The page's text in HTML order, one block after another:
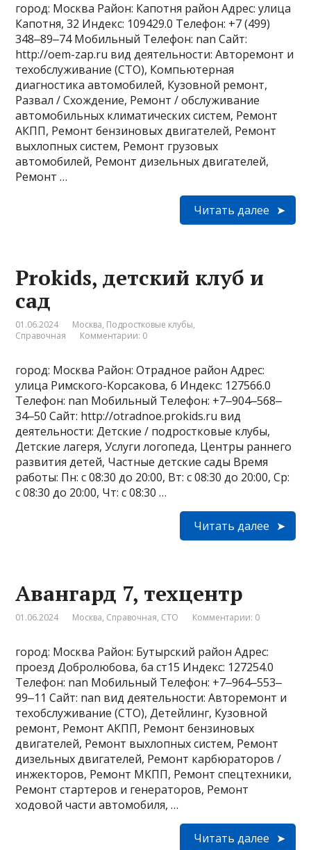
город: Москва Район: Капотня район Адрес: улица
Капотня, 32 Индекс: 109429.0 Телефон: +7 (499)
348‒89‒74 Мобильный Телефон: nan Сайт:
http://oem-zap.ru вид деятельности: Авторемонт и
техобслуживание (СТО), Компьютерная
диагностика автомобилей, Кузовной ремонт,
Развал / Схождение, Ремонт / обслуживание
автомобильных климатических систем, Ремонт
АКПП, Ремонт бензиновых двигателей, Ремонт
выхлопных систем, Ремонт грузовых
автомобилей, Ремонт дизельных двигателей,
Ремонт …
Читать далее
Prokids, детский клуб и
сад
01.06.2024 Москва, Подростковые клубы,
Справочная
Комментарии: 0
город: Москва Район: Отрадное район Адрес:
улица Римского-Корсакова, 6 Индекс: 127566.0
Телефон: nan Мобильный Телефон: +7‒904‒568‒
34‒50 Сайт: http://otradnoe.prokids.ru вид
деятельности: Детские / подростковые клубы,
Детские лагеря, Услуги логопеда, Центры раннего
развития детей, Частные детские сады Время
работы: Пн: с 08:30 до 20:00, Вт: с 08:30 до 20:00, Ср:
с 08:30 до 20:00, Чт: с 08:30 …
Читать далее
Авангард 7, техцентр
01.06.2024 Москва, Справочная, СТО Комментарии: 0
город: Москва Район: Бутырский район Адрес:
проезд Добролюбова, 6а ст15 Индекс: 127254.0
Телефон: nan Мобильный Телефон: +7‒964‒553‒
99‒11 Сайт: nan вид деятельности: Авторемонт и
техобслуживание (СТО), Детейлинг, Кузовной
ремонт, Ремонт АКПП, Ремонт бензиновых
двигателей, Ремонт выхлопных систем, Ремонт
дизельных двигателей, Ремонт карбюраторов /
инжекторов, Ремонт МКПП, Ремонт спецтехники,
Ремонт стартеров и генераторов, Ремонт
ходовой части автомобиля, …
Читать далее